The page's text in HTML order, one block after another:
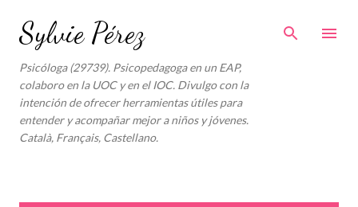
Sylvie Pérez
Psicóloga (29739). Psicopedagoga en un EAP,
colaboro en la UOC y en el IOC. Divulgo con la
intención de ofrecer herramientas útiles para
entender y acompañar mejor a niños y jóvenes.
Català, Français, Castellano.